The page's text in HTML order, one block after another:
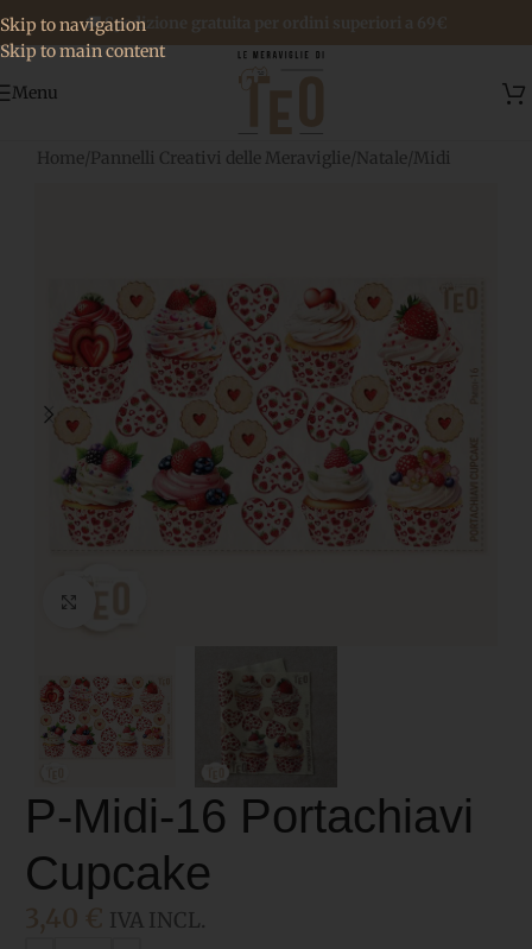
Skip to navigation
Skip to main content
🚚 Spedizione gratuita per ordini superiori a 69€
Menu
Home/Pannelli Creativi delle Meraviglie/Natale/Midi
P-Midi-16 Portachiavi
Cupcake
IVA INCL.